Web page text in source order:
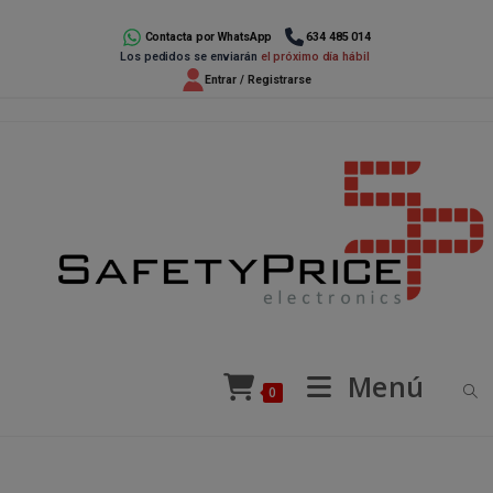
Contacta por WhatsApp
634 485 014
Los pedidos se enviarán el próximo día hábil
Entrar / Registrarse
0 Menú